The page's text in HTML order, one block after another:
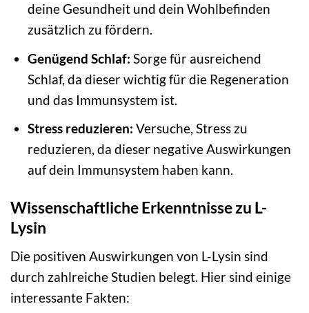
deine Gesundheit und dein Wohlbefinden
zusätzlich zu fördern.
Genügend Schlaf: Sorge für ausreichend
Schlaf, da dieser wichtig für die Regeneration
und das Immunsystem ist.
Stress reduzieren: Versuche, Stress zu
reduzieren, da dieser negative Auswirkungen
auf dein Immunsystem haben kann.
Wissenschaftliche Erkenntnisse zu L-
Lysin
Die positiven Auswirkungen von L-Lysin sind
durch zahlreiche Studien belegt. Hier sind einige
interessante Fakten: